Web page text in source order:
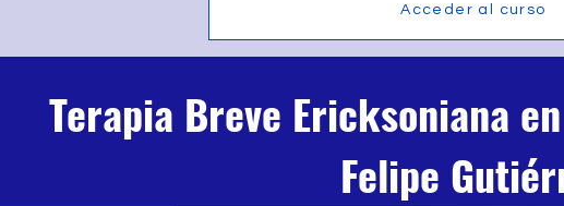
Acceder al curso
Terapia Breve Ericksoniana
Felipe